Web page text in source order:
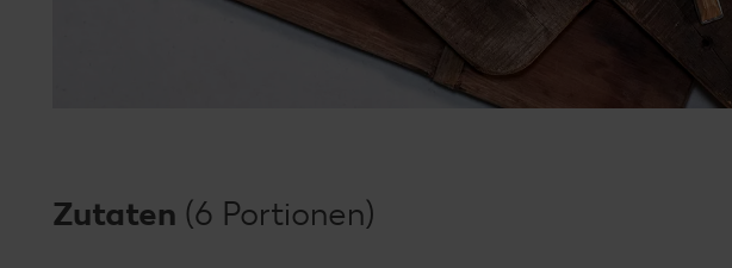
Zutaten (6 Portionen)